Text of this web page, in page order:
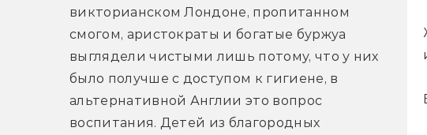
викторианском Лондоне, пропитанном
смогом, аристократы и богатые буржуа
выглядели чистыми лишь потому, что у них
было получше с доступом к гигиене, в
альтернативной Англии это вопрос
воспитания. Детей из благородных